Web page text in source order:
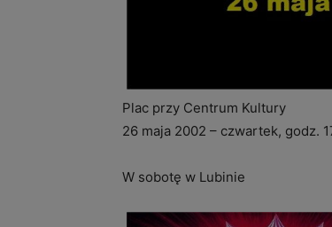
Plac przy Centrum Kultury
26 maja 2002 – czwartek, godz.
W sobotę w Lubinie